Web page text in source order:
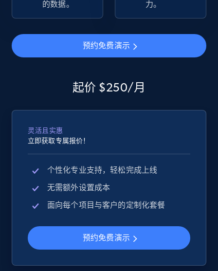
的数据。
力。
预约免费演示
起价 $250/月
灵活且实惠
立即获取专属报价！
个性化专业支持，轻松完成上线
无需额外设置成本
面向每个项目与客户的定制化套餐
预约免费演示